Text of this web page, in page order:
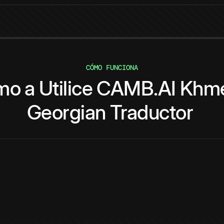
CÓMO FUNCIONA
a UtiliceCAMB.AI
Georgian Traductor